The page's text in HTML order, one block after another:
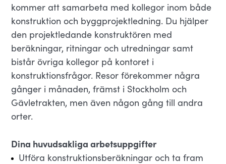
kommer att samarbeta med kollegor inom både
konstruktion och byggprojektledning. Du hjälper
den projektledande konstruktören med
beräkningar, ritningar och utredningar samt
bistår övriga kollegor på kontoret i
konstruktionsfrågor. Resor förekommer några
gånger i månaden, främst i Stockholm och
Gävletrakten, men även någon gång till andra
orter.
Dina huvudsakliga arbetsuppgifter
Utföra konstruktionsberäkningar och ta fram